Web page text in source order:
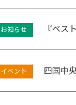
お知らせ 『ベス
イベント 四国中